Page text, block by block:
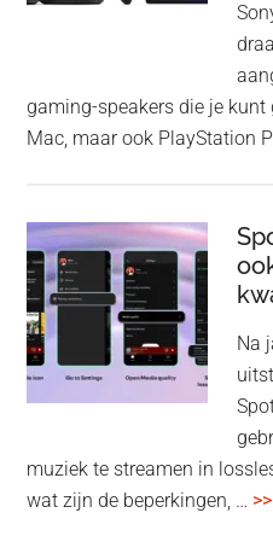
gaming-speakers die je kunt
Mac, maar ook PlayStation
Na
muziek te streamen in
wat zijn de beperkingen, … >>